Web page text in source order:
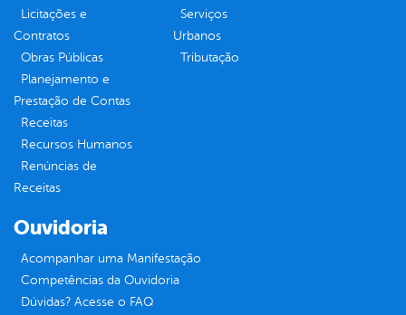
Licitações e
Contratos
Obras Públicas
Planejamento e
Prestação de Contas
Receitas
Recursos Humanos
Renúncias de
Receitas
Serviços
Urbanos
Tributação
Ouvidoria
Acompanhar uma Manifestação
Competências da Ouvidoria
Dúvidas? Acesse o FAQ